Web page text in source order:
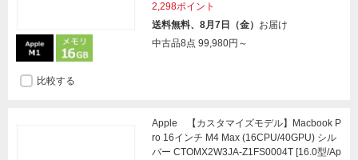
2,298ポイント
送料無料、8月7日（金） お届け
中古品8点 99,980円～
比較する
Apple 【カスタマイズモデル】Macbook P
ro 16インチ M4 Max (16CPU/40GPU) シル
バー CTOMX2W3JA-Z1FS0004T [16.0型/Ap